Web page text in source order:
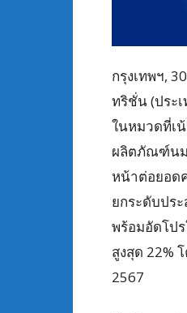
กรุงเทพฯ,
ทริชั่น (ประ
ในหมวดที่เ
ผลิตภัณฑ์นม
หน้าต่อยอด
ยกระดับปร
พร้อมอัดโป
สูงสุด 22%
2567